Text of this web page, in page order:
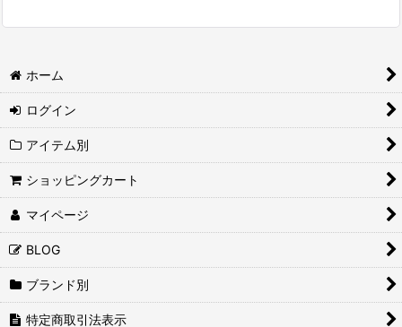
ホーム
ログイン
アイテム別
ショッピングカート
マイページ
BLOG
ブランド別
特定商取引法表示